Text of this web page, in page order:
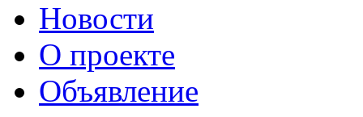
Новости
О проекте
Объявление